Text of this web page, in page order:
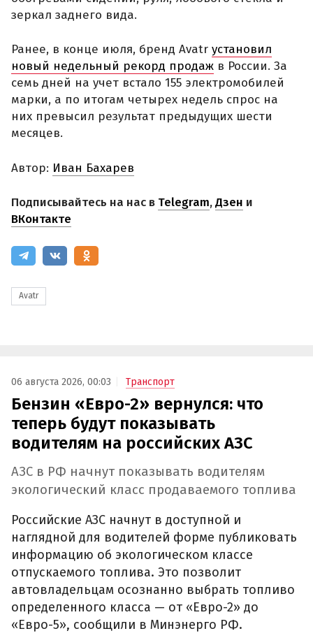
зеркал заднего вида.
Ранее, в конце июля, бренд Avatr установил
новый недельный рекорд продаж в России. За
семь дней на учет встало 155 электромобилей
марки, а по итогам четырех недель спрос на
них превысил результат предыдущих шести
месяцев.
Автор: Иван Бахарев
Подписывайтесь на нас в Telegram,Дзен и
ВКонтакте
Avatr
06 августа 2026, 00:03 Транспорт
Бензин «Евро-2» вернулся: что
теперь будут показывать
водителям на российских АЗС
АЗС в РФ начнут показывать водителям
экологический класс продаваемого топлива
Российские АЗС начнут в доступной и
наглядной для водителей форме публиковать
информацию об экологическом классе
отпускаемого топлива. Это позволит
автовладельцам осознанно выбрать топливо
определенного класса — от «Евро-2» до
«Евро-5», сообщили в Минэнерго РФ.